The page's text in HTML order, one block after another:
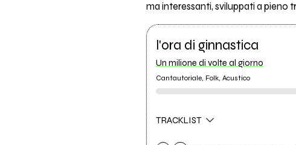
ma interessanti, sviluppati a pieno
l'ora di ginnastica
Un milione di volte al giorno
Cantautoriale, Folk, Acustico
TRACKLIST